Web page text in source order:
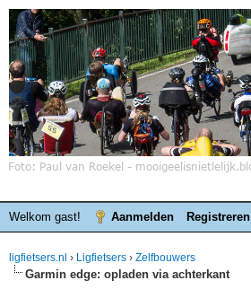
Welkom gast! Aanmelden Registreren
ligfietsers.nl › Ligfietsers › Zelfbouwers
Garmin edge: opladen via achterkant